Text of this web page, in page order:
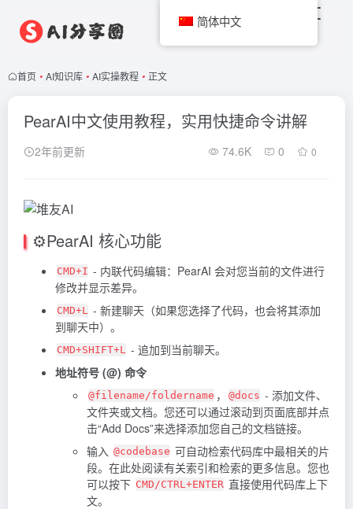
首页 • AI知识库 • AI实操教程 • 正文
PearAI中文使用教程，实用快捷命令讲解
2年前更新 74.6K 0 0
⚙️PearAI 核心功能
CMD+I - 内联代码编辑：PearAI 会对您当前的文件进行
修改并显示差异。
CMD+L - 新建聊天（如果您选择了代码，也会将其添加
到聊天中）。
CMD+SHIFT+L - 追加到当前聊天。
地址符号 (@) 命令
@filename/foldername ， @docs - 添加文件、
文件夹或文档。您还可以通过滚动到页面底部并点
击“Add Docs”来选择添加您自己的文档链接。
输入 @codebase 可自动检索代码库中最相关的片
段。在此处阅读有关索引和检索的更多信息。您也
可以按下 CMD/CTRL+ENTER 直接使用代码库上下
文。
简体中文